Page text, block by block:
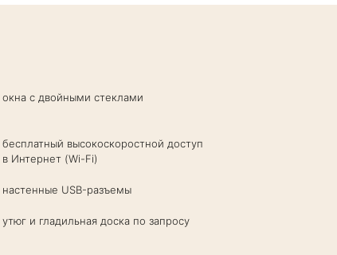
окна с двойными стеклами
бесплатный высокоскоростной доступ
в Интернет (Wi-Fi)
настенные USB-разъемы
утюг и гладильная доска по запросу